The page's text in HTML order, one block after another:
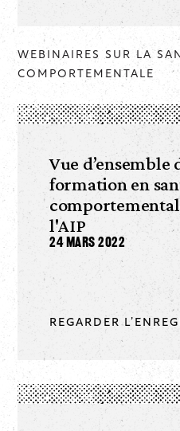
WEBINAIRES SUR LA
COMPORTEMENTALE
Vue
formation en
l'AIP
24 mars 2022
REGARDER